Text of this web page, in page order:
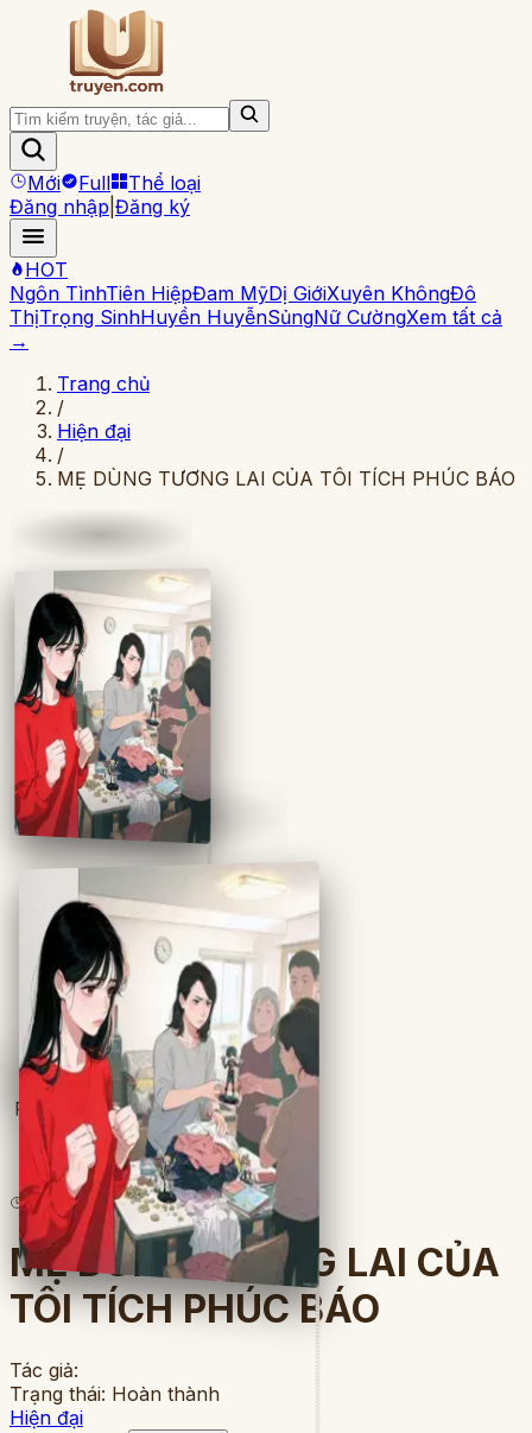
Mới Full
Thể loại
Đăng nhập Đăng ký
HOT
Ngôn TìnhTiên HiệpĐam MỹDị GiớiXuyên KhôngĐô
ThịTrọng SinhHuyền HuyễnSủngNữ CườngXem tất cả
→
Trang chủ
/
Hiện đại
/
MẸ DÙNG TƯƠNG LAI CỦA TÔI TÍCH PHÚC BÁO
Full
39 lượt đọc· 10chương
MẸ DÙNG TƯƠNG LAI CỦA
TÔI TÍCH PHÚC BÁO
Tác giả:
Trạng thái: Hoàn thành
Hiện đại